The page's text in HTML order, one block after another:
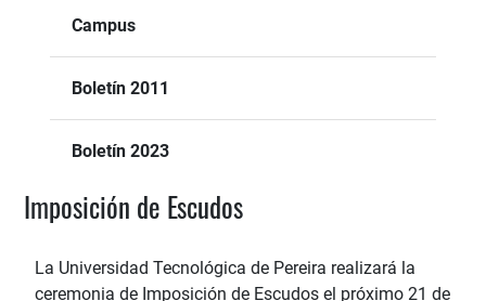
Campus
Boletín 2011
Boletín 2023
Imposición de Escudos
La Universidad Tecnológica de Pereira realizará la
ceremonia de Imposición de Escudos el próximo 21 de